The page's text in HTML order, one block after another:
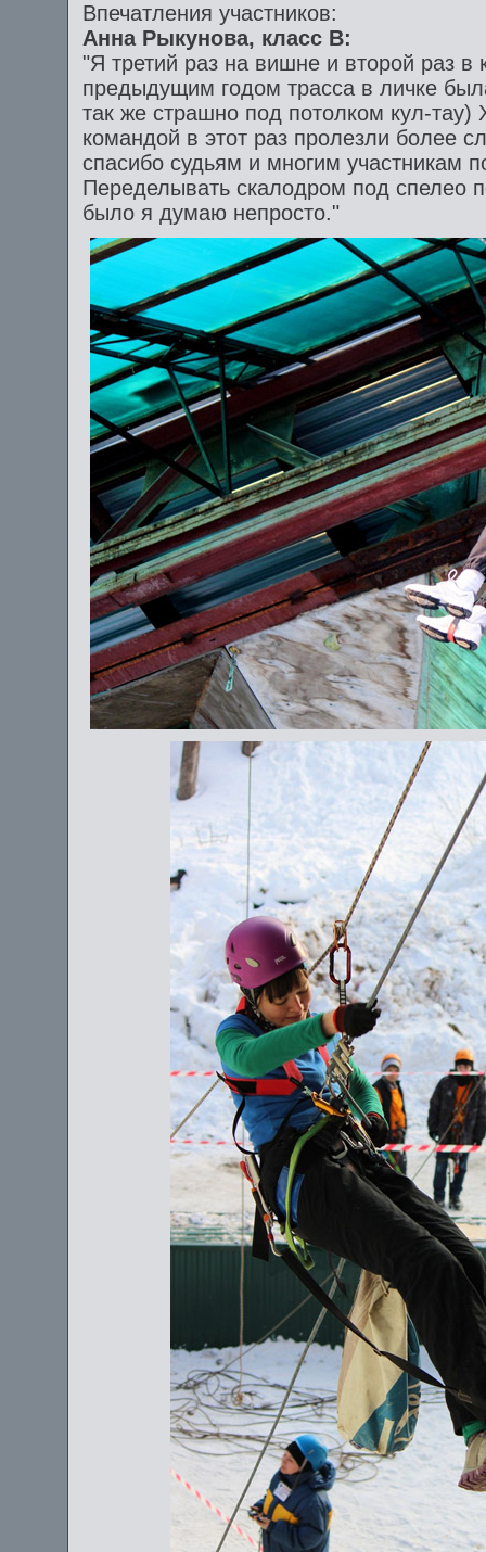
Впечатления участников:
Анна Рыкунова, класс B:
"Я третий раз на вишне и второй раз
предыдущим годом трасса в личке
так же страшно под потолком кул-
командой в этот раз пролезли более
спасибо судьям и многим участникам
Переделывать скалодром под спелео
было я думаю непросто."